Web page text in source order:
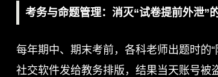
考务与命题管理：消灭“试卷提前外泄”
每年期中、期末考前，各科老师出题时的
社交软件发给教务排版，结果当天账号被